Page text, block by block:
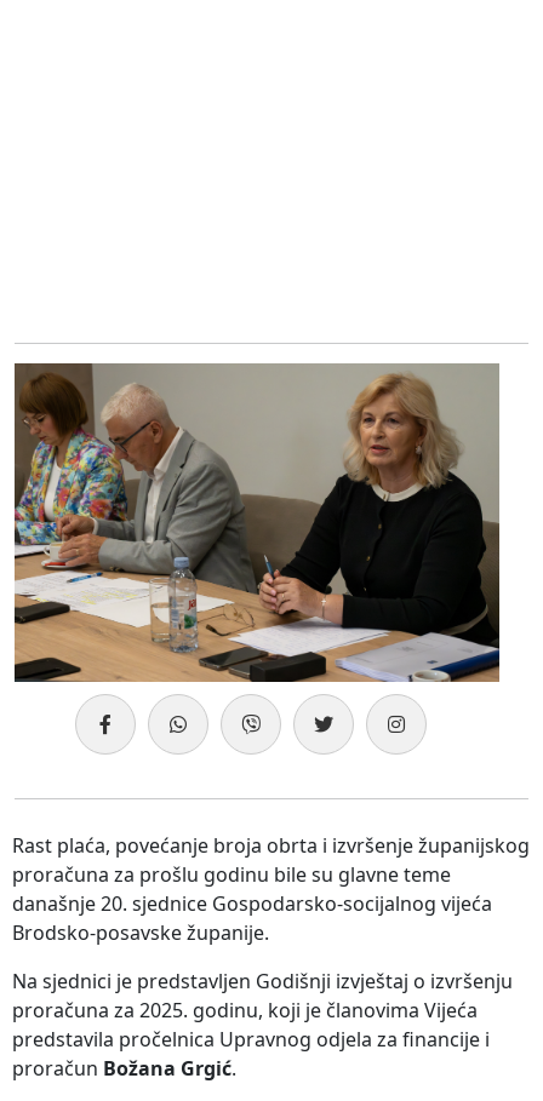
Rast plaća, povećanje broja obrta i izvršenje županijskog
proračuna za prošlu godinu bile su glavne teme
današnje 20. sjednice Gospodarsko-socijalnog vijeća
Brodsko-posavske županije.
Na sjednici je predstavljen Godišnji izvještaj o izvršenju
proračuna za 2025. godinu, koji je članovima Vijeća
predstavila pročelnica Upravnog odjela za financije i
proračun Božana Grgić.